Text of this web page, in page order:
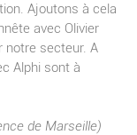
Ajoutons à cela
avec Olivier
notre secteur. A
Alphi sont à
de Marseille)